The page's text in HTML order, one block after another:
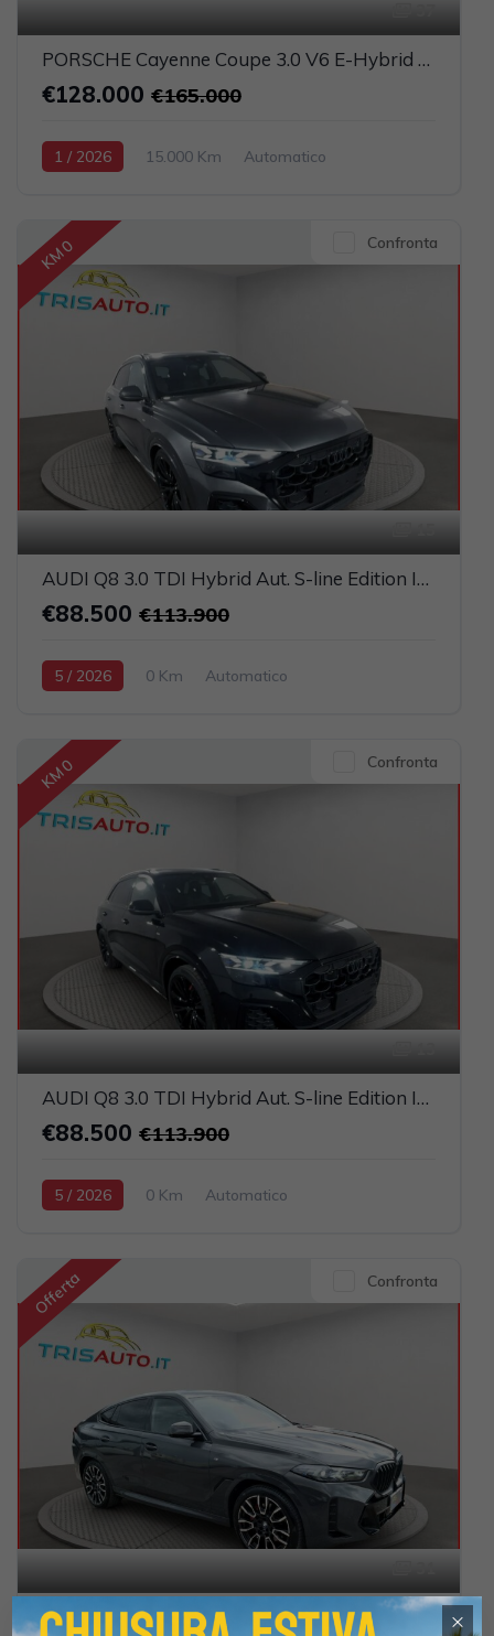
PORSCHE Cayenne Coupe 3.0 V6 E-Hybrid UFFICIALE ITALIA (TETTO PANORAMICO)
€128.000 €165.000
1 / 2026 15.000 Km
Automatico
2995cc 470CV / 346KW
KM 0 Confronta
AUDI Q8 3.0 TDI Hybrid Aut. S-line Edition IVATA (TETTO PANORAMICO APRIBILE)
€88.500 €113.900
5 / 2026 0 Km
Automatico
2967cc 286CV / 210KW
KM 0 Confronta
AUDI Q8 3.0 TDI Hybrid Aut. S-line Edition IVATA (TETTO PANORAMICO APRIBILE)
€88.500 €113.900
5 / 2026 0 Km
Automatico
2967cc 286CV / 210KW
Offerta Confronta
BMW X6 Xdrive40d 3.0 Aut. M Sport Pro IVATA (TETTO PANORAMICO APRIBILE) ×